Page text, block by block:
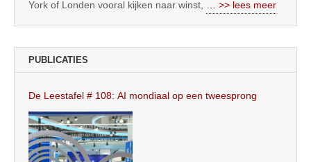
York of Londen vooral kijken naar winst,
… >> lees meer
PUBLICATIES
De Leestafel # 108: AI mondiaal op een tweesprong